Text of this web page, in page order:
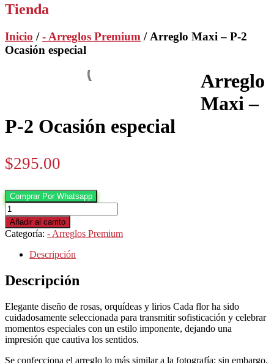
Tienda
Inicio /- Arreglos Premium / Arreglo Maxi – P-2
Ocasión especial
Arreglo
Maxi –
P-2 Ocasión especial
$295.00
Comprar Por Whatsapp
Arreglo
Maxi
–
P-
Ocasión
especial
cantidad
Añadir al carrito
Categoría: - Arreglos Premium
Descripción
Descripción
Elegante diseño de rosas, orquídeas y lirios Cada flor ha sido
cuidadosamente seleccionada para transmitir sofisticación y celebrar
momentos especiales con un estilo imponente, dejando una
impresión que cautiva los sentidos.
Se confecciona el arreglo lo más similar a la fotografía; sin embargo,